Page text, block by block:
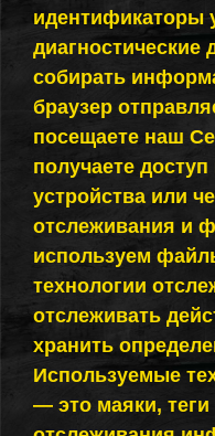
идентификаторы
собирать
браузер
посещаете наш
получаете
устройства или
отслеживания и
используем
технологии
отслеживать
хранить
Используемые
— это маяки,